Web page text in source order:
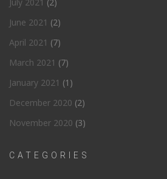
June 2021 (2)
April 2021 (7)
March 2021 (7)
January 2021 (1)
December 2020 (2)
November 2020 (3)
CATEGORIES